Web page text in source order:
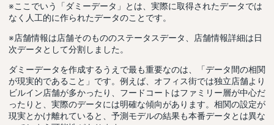
※ここでいう「ダミーデータ」とは、実際に取得されたデータでは
なく人工的に作られたデータのことです。
※店舗情報は店舗そのもののステータスデータ、店舗情報詳細は日
次データとして分割しました。
ダミーデータを作成するうえで最も重要なのは、「データ間の相関
が現実的であること」です。例えば、オフィス街では独立店舗より
ビルイン店舗が多かったり、フードコートはファミリー層が中心だ
ったりと、実際のデータには明確な傾向があります。相関の設定が
現実とかけ離れていると、予測モデルの結果も本番データとは異な